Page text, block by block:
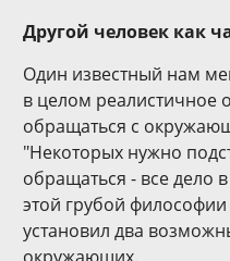
Другой человек как
Один известный нам
в целом реалистичное
обращаться с
"Некоторых нужно
обращаться - все дело
этой грубой
установил два